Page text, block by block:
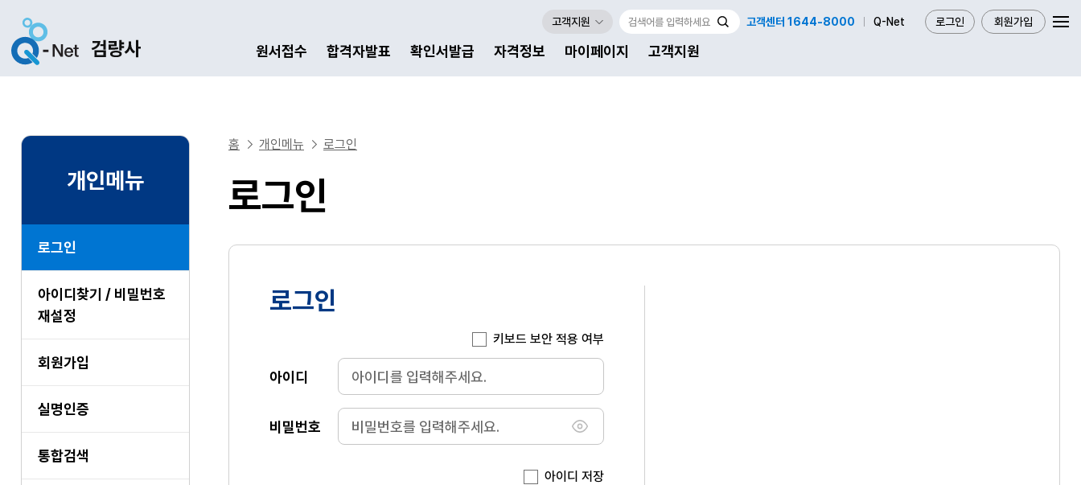
원서접수 합격자발표 확인서발급 자격정보 마이페이지 고객지원
로그인 회원가입
고객센터 1644-8000 Q-Net
고객지원
개인메뉴
로그인
아이디찾기 / 비밀번호
재설정
회원가입
실명인증
통합검색
홈 개인메뉴 로그인
로그인
로그인
키보드 보안 적용 여부
아이디
비밀번호
아이디 저장